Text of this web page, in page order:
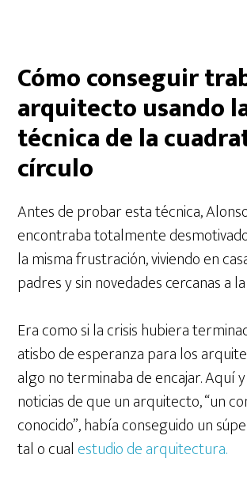
Cómo conseguir
arquitecto usando
técnica de la
círculo
Antes de probar esta técnica,
encontraba totalmente
la misma frustración, viviendo en
padres y sin novedades cercanas a
Era como si la crisis hubiera
atisbo de esperanza para los
algo no terminaba de encajar. Aquí
noticias de que un arquitecto, “un
conocido”, había conseguido un
tal o cual estudio de arquitectura.